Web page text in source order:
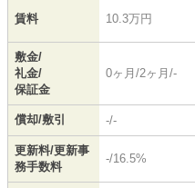
賃料 10.3万円
敷金/
礼金/
保証金
0ヶ月/2ヶ月/-
償却/敷引 -/-
更新料/更新事
務手数料
-/16.5%